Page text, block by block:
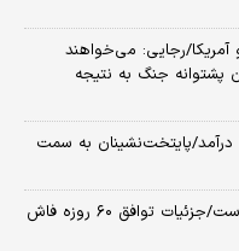
آمریکا/رجایی: می‌خواهند
پشتوانه جنگ به نتیجه
پایتخت‌نشینان به سمت
العربیه: توافق بازگشایی تنگه هرمز در راه است/جزئیات توافق ۶۰ روزه فاش